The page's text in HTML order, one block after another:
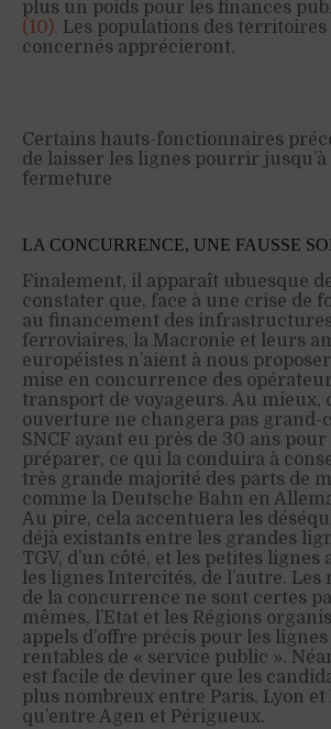
plus un poids pour les finances
(10). Les populations des territoires
concernés apprécieront.
Certains hauts-fonctionnaires
de laisser les lignes pourrir jusqu’à
fermeture
LA CONCURRENCE, UNE FAUSSE
Finalement, il apparaît ubuesque
constater que, face à une crise de
au financement des
ferroviaires, la Macronie et leurs
européistes n’aient à nous
mise en concurrence des
transport de voyageurs. Au mieux,
ouverture ne changera pas grand-
SNCF ayant eu près de 30 ans pour
préparer, ce qui la conduira à
très grande majorité des parts de
comme la Deutsche Bahn en
Au pire, cela accentuera les
déjà existants entre les grandes
TGV, d’un côté, et les petites lignes
les lignes Intercités, de l’autre. Les
de la concurrence ne sont certes
mêmes, l’Etat et les Régions
appels d’offre précis pour les
rentables de « service public ».
est facile de deviner que les
plus nombreux entre Paris, Lyon et
qu’entre Agen et Périgueux.